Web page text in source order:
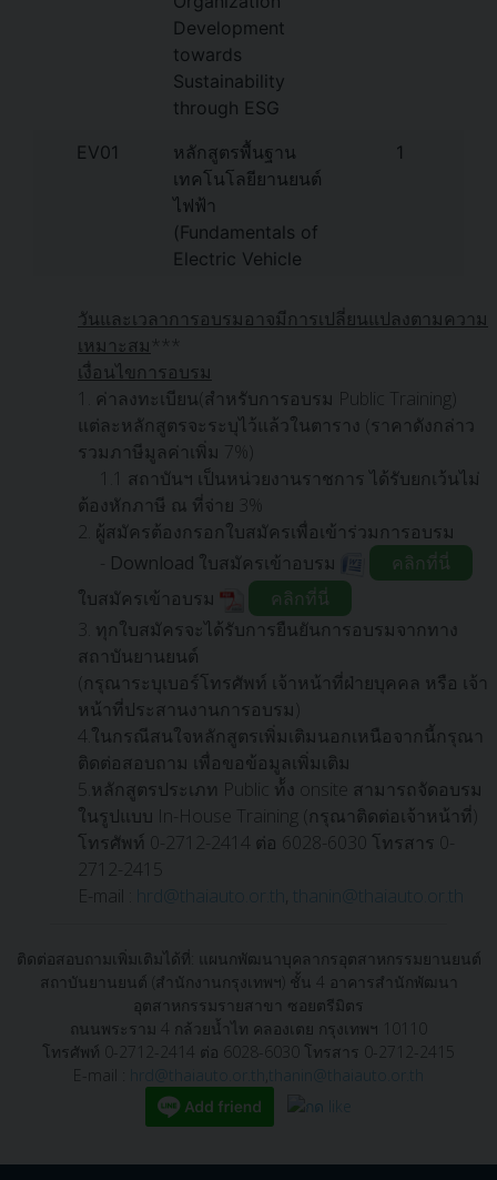
วันและเวลาการอบรมอาจมีการเปลี่ยนแปลงตามความ
เหมาะสม ***
เงื่อนไขการอบรม
1. ค่าลงทะเบียน(สำหรับการอบรม Public Training)
แต่ละหลักสูตรจะระบุไว้แล้วในตาราง (ราคาดังกล่าว
รวมภาษีมูลค่าเพิ่ม 7%)
1.1 สถาบันฯ เป็นหน่วยงานราชการ ได้รับยกเว้นไม่
ต้องหักภาษี ณ ที่จ่าย 3%
2. ผู้สมัครต้องกรอกใบสมัครเพื่อเข้าร่วมการอบรม
Download ใบสมัครเข้าอบรม
คลิกที่นี่
ใบสมัครเข้าอบรม
คลิกที่นี่
3. ทุกใบสมัครจะได้รับการยืนยันการอบรมจากทาง
สถาบันยานยนต์
(กรุณาระบุเบอร์โทรศัพท์ เจ้าหน้าที่ฝ่ายบุคคล หรือ เจ้า
หน้าที่ประสานงานการอบรม)
4.ในกรณีสนใจหลักสูตรเพิ่มเติมนอกเหนือจากนี้กรุณา
ติดต่อสอบถาม เพื่อขอข้อมูลเพิ่มเติม
5.หลักสูตรประเภท Public ท้้ง onsite สามารถจัดอบรม
ในรูปแบบ In-House Training (กรุณาติดต่อเจ้าหน้าที่)
โทรศัพท์ 0-2712-2414 ต่อ 6028-6030 โทรสาร 0-
2712-2415
E-mail : hrd@thaiauto.or.th thanin@thaiauto.or.th
ติดต่อสอบถามเพิ่มเติมได้ที่: แผนกพัฒนาบุคลากรอุตสาหกรรมยานยนต์
สถาบันยานยนต์ (สำนักงานกรุงเทพฯ) ชั้น 4 อาคารสำนักพัฒนา
อุตสาหกรรมรายสาขา ซอยตรีมิตร
ถนนพระราม 4 กล้วยน้ำไท คลองเตย กรุงเทพฯ 10110
โทรศัพท์ 0-2712-2414 ต่อ 6028-6030 โทรสาร 0-2712-2415
E-mail :
hrd@thaiauto.or.th thanin@thaiauto.or.th